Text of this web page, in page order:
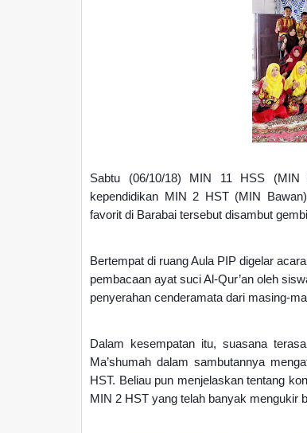
Sabtu (06/10/18) MIN 11 HSS (MIN
kependidikan MIN 2 HST (MIN
favorit di Barabai tersebut disambut
Bertempat di ruang Aula PIP digelar
pembacaan ayat suci Al-Qur’an oleh
penyerahan cenderamata dari masing-
Dalam kesempatan itu, suasana
Ma’shumah dalam sambutannya
HST. Beliau pun menjelaskan tentang
MIN 2 HST yang telah banyak mengukir